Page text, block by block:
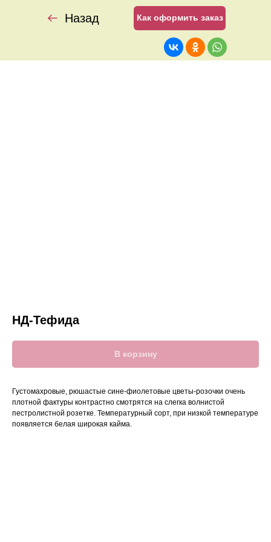
Назад Как оформить заказ
НД-Тефида
В корзину
Густомахровые, рюшастые сине-фиолетовые цветы-розочки очень
плотной фактуры контрастно смотрятся на слегка волнистой
пестролистной розетке. Температурный сорт, при низкой температуре
появляется белая широкая кайма.